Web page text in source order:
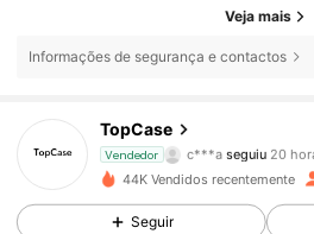
Veja mais
Informações de segurança e contactos
TopCase
Vendedor
t***cestá a navegar
4,91
2K Seguidores
44K Vendidos recentemente
Seguir